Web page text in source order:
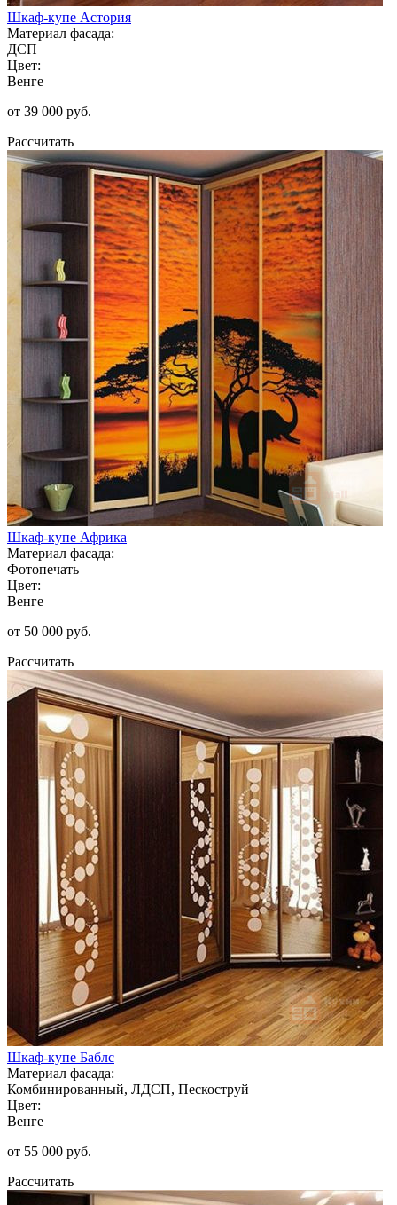
Шкаф-купе Астория
Материал фасада:
ДСП
Цвет:
Венге
от 39 000 руб.
Рассчитать
Шкаф-купе Африка
Материал фасада:
Фотопечать
Цвет:
Венге
от 50 000 руб.
Рассчитать
Шкаф-купе Баблс
Материал фасада:
Комбинированный, ЛДСП, Пескоструй
Цвет:
Венге
от 55 000 руб.
Рассчитать